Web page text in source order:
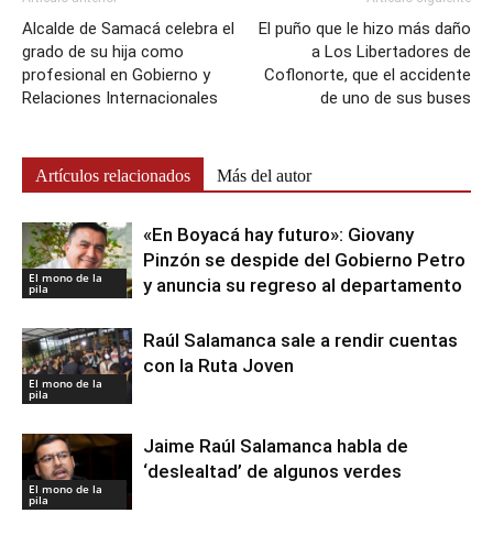
Alcalde de Samacá celebra el
grado de su hija como
profesional en Gobierno y
Relaciones Internacionales
El puño que le hizo más daño
a Los Libertadores de
Coflonorte, que el accidente
de uno de sus buses
Artículos relacionados Más del autor
El mono de la
pila
«En Boyacá hay futuro»: Giovany
Pinzón se despide del Gobierno Petro
y anuncia su regreso al departamento
El mono de la
pila
Raúl Salamanca sale a rendir cuentas
con la Ruta Joven
El mono de la
pila
Jaime Raúl Salamanca habla de
‘deslealtad’ de algunos verdes